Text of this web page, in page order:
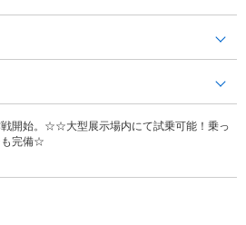
開始。☆☆大型展示場内にて試乗可能！乗っ
も完備☆